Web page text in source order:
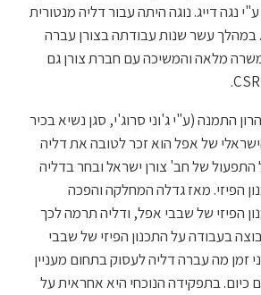
נגה דייג. נוגה היתה עבור דליה מנטורית
במהלך עשר שנות עבודתה בצורן עברה
מלאה והמשיכה עם חברת צורן גם
אהרון התמנה (ע"י ג'וני סרוג'י, סגן נשיא בכיר
של אפל הוא זכר לטובה את דליה
של חב' צורן ישראל ובחר בדליה
הפיזי. מאז גדלה המחלקה והפכה
הפיזי של שבבי אפל, ודליה תרמה לכך
בעבודה על התכנון הפיזי של שבבי
זמן מה עברה דליה לעסוק בתחום מעניין
כיום. בתפקידה הנוכחי היא אחראית על